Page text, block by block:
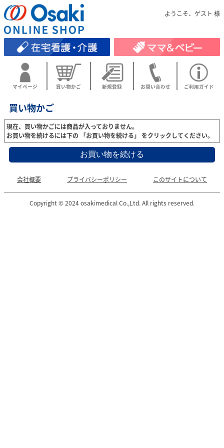
ようこそ、ゲスト 様
マイページ 買い物かご 新規登録 お問い合わせ ご利用ガイド
買い物かご
現在、買い物かごには商品が入っておりません。
お買い物を続けるには下の 「お買い物を続ける」 をクリックしてください。
会社概要 プライバシーポリシー このサイトについて
Copyright © 2024 osakimedical Co.,Ltd. All rights reserved.